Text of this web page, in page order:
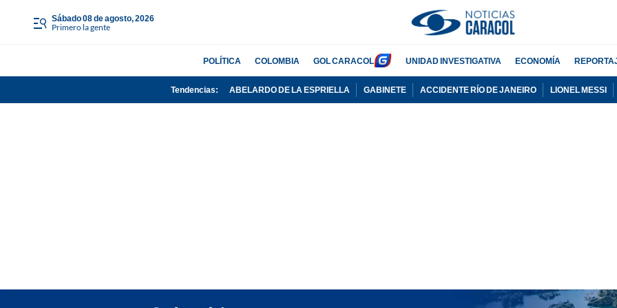
sábado 08 de agosto, 2026
Primero la gente
POLÍTICA COLOMBIA GOL CARACOL UNIDAD INVESTIGATIVA ECONOMÍA
Tendencias: ABELARDO DE LA ESPRIELLA GABINETE ACCIDENTE RÍO DE JANEIRO LIONEL MESSI